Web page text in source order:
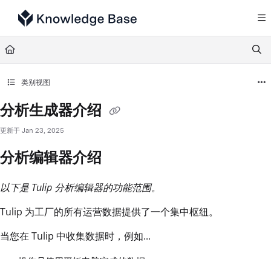
Documentation Index
Fetch the complete documentation index at:
Use this file to discover all available pages before exploring further.
类别视图
分析生成器介绍
更新于 Jan 23, 2025
分析编辑器介绍
以下是 Tulip 分析编辑器的功能范围。
Tulip 为工厂的所有运营数据提供了一个集中枢纽。
当您在 Tulip 中收集数据时，例如...